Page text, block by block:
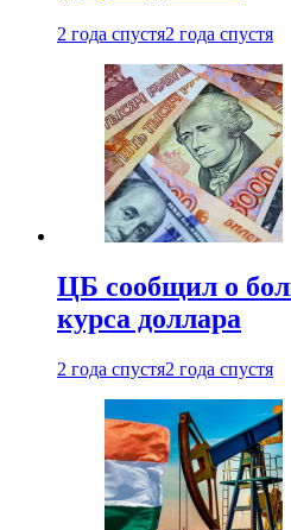
2 года спустя2 года спустя
ЦБ сообщил о
курса доллара
2 года спустя2 года спустя